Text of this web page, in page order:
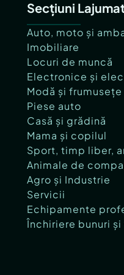
Secțiuni
Auto, moto și
Imobiliare
Locuri de muncă
Electronice și
Modă și frumusețe
Piese auto
Casă și grădină
Mama și copilul
Sport, timp liber,
Animale de
Agro și Industrie
Servicii
Echipamente
Închiriere bunuri